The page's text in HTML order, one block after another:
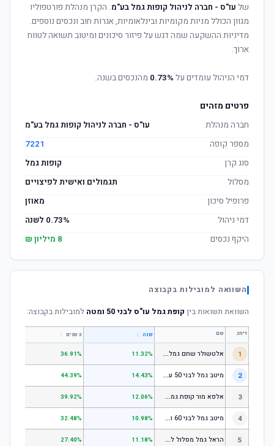
של עו"ס - חברה לניהול קופות גמל בע"מ. הקרן מנהלת פורטפוליו
מגוון הכולל מניות מקומיות ובינלאומיות, אגרות חוב ונכסים נוספים.
מדיניות ההשקעה שמה דגש על פיזור סיכונים ומיטוב תשואה לטווח
ארוך.
דמי הניהול עומדים על 0.73% מהנכסים בשנה.
פרטים מזהים
חברה מנהלת
עו"ס - חברה לניהול קופות גמל בע"מ
מספר קופה
7221
סוג קרן
קופות גמל
מסלול
תגמולים ואישית לפיצויים
פרופיל סיכון
מאוזן
דמי ניהול
0.73% לשנה
היקף נכסים
8 מיליון ₪
השוואה למובילות בקבוצה
השוואת תשואות בין קופת גמל עו"ס לבני 50 ומטה למובילות בקבוצה:
דירוג שם שנה ↕ 3 שנים ↕
1 א
לטשולר שחם גמל לבני 50 עד 60 11.32%
36.91%
2 מ
יטב גמל לבני 50 עד 60 14.43%
44.39%
3 א
לפא מור קופת גמל לחיסכון, קופת גמל לתגמולים וקופת גמל אישית לפיצויים - לבני 50 עד 60 12.06%
39.92%
4 מ
יטב גמל לבני 60 ומעלה 10.98%
32.48%
5 ה
ראל גמל מסלול לגילאי 60 ומעלה 11.18%
27.40%